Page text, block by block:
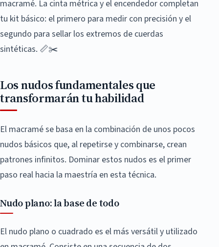
macramé. La cinta métrica y el encendedor completan
tu kit básico: el primero para medir con precisión y el
segundo para sellar los extremos de cuerdas
sintéticas. 📏✂️
Los nudos fundamentales que
transformarán tu habilidad
El macramé se basa en la combinación de unos pocos
nudos básicos que, al repetirse y combinarse, crean
patrones infinitos. Dominar estos nudos es el primer
paso real hacia la maestría en esta técnica.
Nudo plano: la base de todo
El nudo plano o cuadrado es el más versátil y utilizado